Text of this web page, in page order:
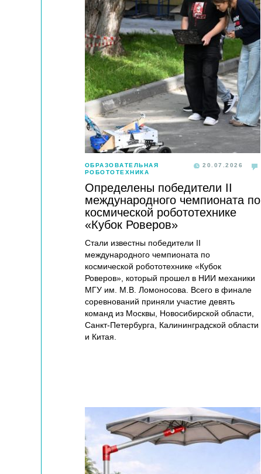
ОБРАЗОВАТЕЛЬНАЯ
РОБОТОТЕХНИКА
20.07.2026
Определены победители II
международного чемпионата по
космической робототехнике
«Кубок Роверов»
Стали известны победители II
международного чемпионата по
космической робототехнике «Кубок
Роверов», который прошел в НИИ механики
МГУ им. М.В. Ломоносова. Всего в финале
соревнований приняли участие девять
команд из Москвы, Новосибирской области,
Санкт-Петербурга, Калининградской области
и Китая.